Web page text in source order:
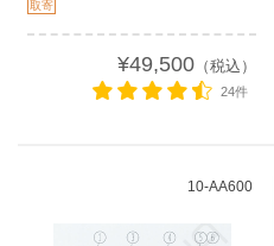
取寄
¥49,500（税込）
24件
10-AA600